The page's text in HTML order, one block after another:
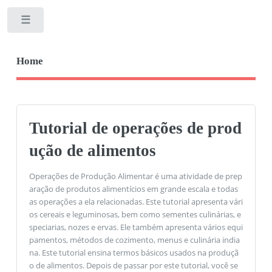
Home
Tutorial de operações de prod
ução de alimentos
Operações de Produção Alimentar é uma atividade de prep
aração de produtos alimentícios em grande escala e todas
as operações a ela relacionadas. Este tutorial apresenta vári
os cereais e leguminosas, bem como sementes culinárias, e
speciarias, nozes e ervas. Ele também apresenta vários equi
pamentos, métodos de cozimento, menus e culinária india
na. Este tutorial ensina termos básicos usados ​​na produçã
o de alimentos. Depois de passar por este tutorial, você se